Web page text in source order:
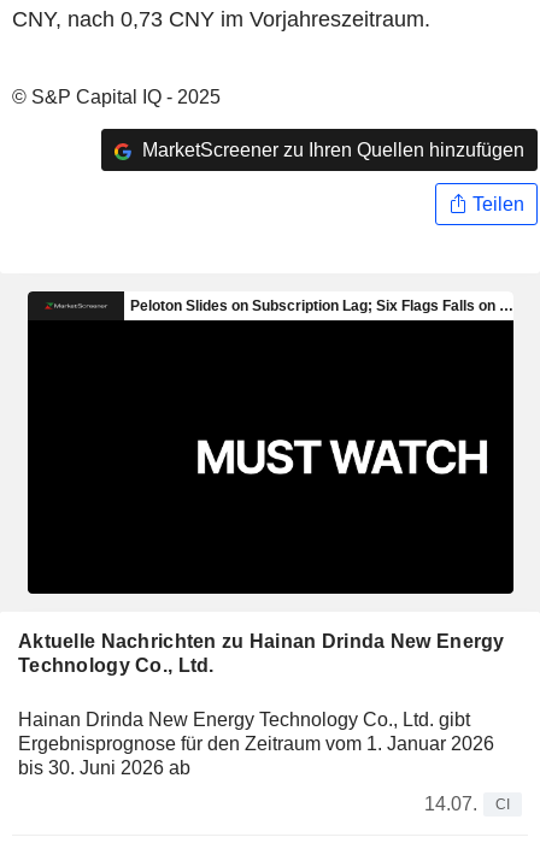
CNY, nach 0,73 CNY im Vorjahreszeitraum.
© S&P Capital IQ - 2025
MarketScreener zu Ihren Quellen hinzufügen
Teilen
Aktuelle Nachrichten zu Hainan Drinda New Energy
Technology Co., Ltd.
Hainan Drinda New Energy Technology Co., Ltd. gibt
Ergebnisprognose für den Zeitraum vom 1. Januar 2026
bis 30. Juni 2026 ab
14.07.
CI